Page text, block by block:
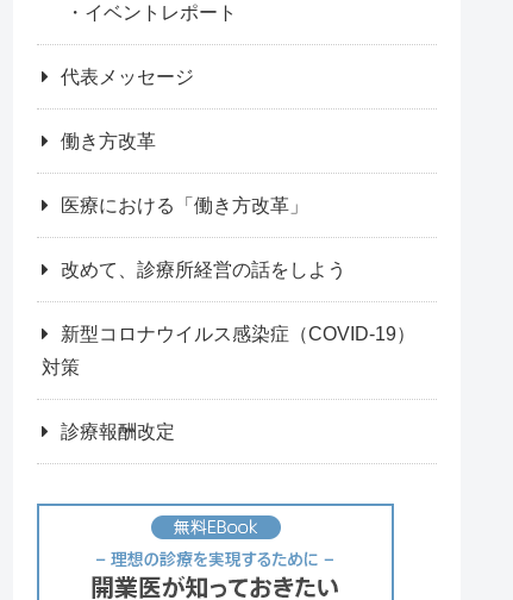
イベントレポート
代表メッセージ
働き方改革
医療における「働き方改革」
改めて、診療所経営の話をしよう
新型コロナウイルス感染症（COVID-19）
対策
診療報酬改定